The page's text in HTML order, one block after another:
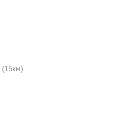
(15км)